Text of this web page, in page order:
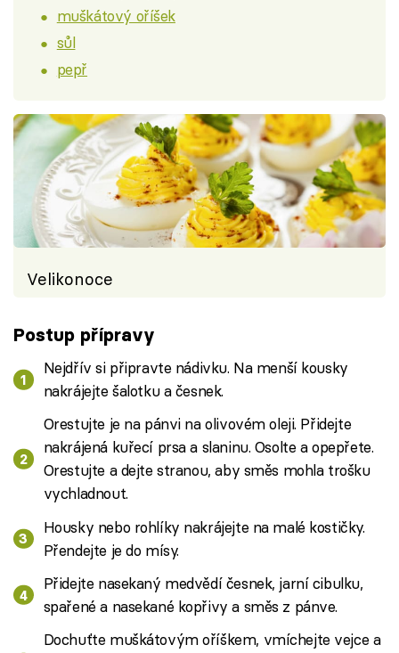
muškátový oříšek
sůl
pepř
Velikonoce
Postup přípravy
Nejdřív si připravte nádivku. Na menší kousky
nakrájejte šalotku a česnek.
Orestujte je na pánvi na olivovém oleji. Přidejte
nakrájená kuřecí prsa a slaninu. Osolte a opepřete.
Orestujte a dejte stranou, aby směs mohla trošku
vychladnout.
Housky nebo rohlíky nakrájejte na malé kostičky.
Přendejte je do mísy.
Přidejte nasekaný medvědí česnek, jarní cibulku,
spařené a nasekané kopřivy a směs z pánve.
Dochuťte muškátovým oříškem, vmíchejte vejce a